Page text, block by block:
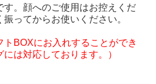
。顔へのご使用はお控えくだ
ってからお使いください。
BOXにお入れすることができ
は対応しております。）